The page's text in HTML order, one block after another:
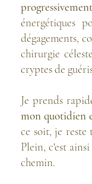
énergétiques
dégagements,
chirurgie
cryptes de
Je prends
mon quotidien
ce soit, je
Plein, c'est
chemin.